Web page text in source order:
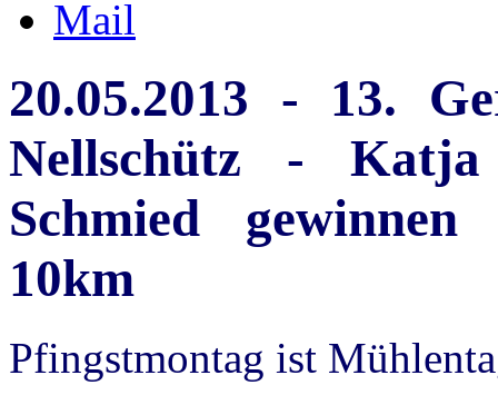
20.05.2013 - 13.
Nellschütz -
Schmied
10km
Pfingstmontag ist